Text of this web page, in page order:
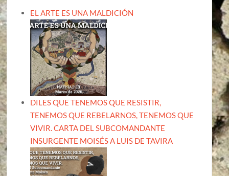
EL ARTE ES UNA MALDICIÓN
DILES QUE TENEMOS QUE RESISTIR,
TENEMOS QUE REBELARNOS, TENEMOS QUE
VIVIR. CARTA DEL SUBCOMANDANTE
INSURGENTE MOISÉS A LUIS DE TAVIRA